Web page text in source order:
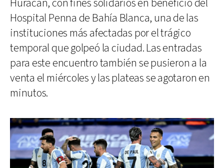
Huracán, con fines solidarios en beneficio del
Hospital Penna de Bahía Blanca, una de las
instituciones más afectadas por el trágico
temporal que golpeó la ciudad. Las entradas
para este encuentro también se pusieron a la
venta el miércoles y las plateas se agotaron en
minutos.